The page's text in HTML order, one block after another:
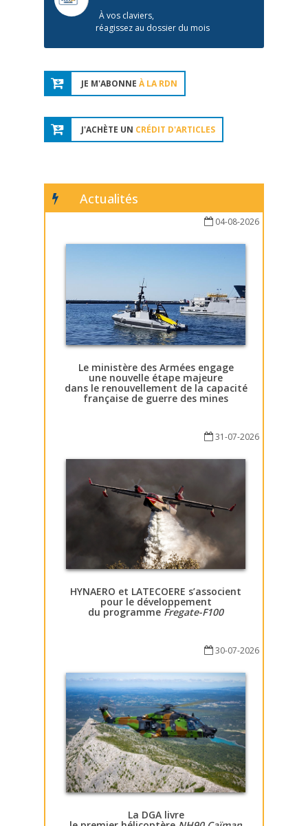
À vos claviers,
réagissez au dossier du mois
JE M'ABONNE À LA RDN
J'ACHÈTE UN CRÉDIT D'ARTICLES
Actualités
04-08-2026
Le ministère des Armées engage
une nouvelle étape majeure
dans le renouvellement de la capacité
française de guerre des mines
31-07-2026
HYNAERO et LATECOERE s’associent
pour le développement
du programme Fregate-F100
30-07-2026
La DGA livre